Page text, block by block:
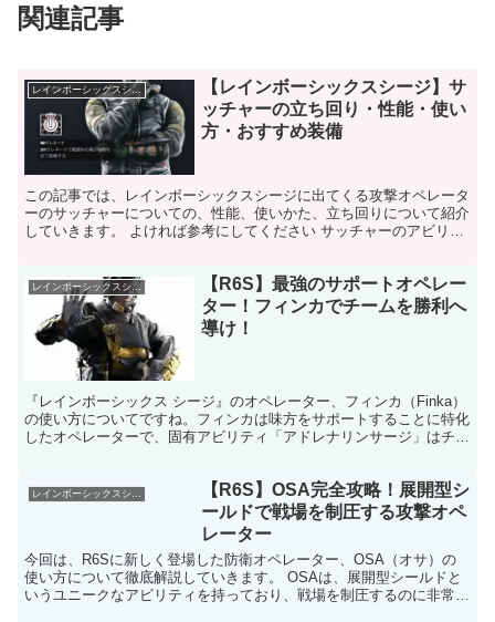
関連記事
レインボーシックスシージ
【レインボーシックスシージ】サ
ッチャーの立ち回り・性能・使い
方・おすすめ装備
この記事では、レインボーシックスシージに出てくる攻撃オペレータ
ーのサッチャーについての、性能、使いかた、立ち回りについて紹介
していきます。 よければ参考にしてください サッチャーのアビリテ
レインボーシックスシージ
【R6S】最強のサポートオペレー
ター！フィンカでチームを勝利へ
導け！
『レインボーシックス シージ』のオペレーター、フィンカ（Finka）
の使い方についてですね。フィンカは味方をサポートすることに特化
したオペレーターで、固有アビリティ「アドレナリンサージ」はチー
【R6S】OSA完全攻略！展開型シ
ールドで戦場を制圧する攻撃オペ
レーター
今回は、R6Sに新しく登場した防衛オペレーター、OSA（オサ）の
使い方について徹底解説していきます。 OSAは、展開型シールドと
いうユニークなアビリティを持っており、戦場を制圧するのに非常に